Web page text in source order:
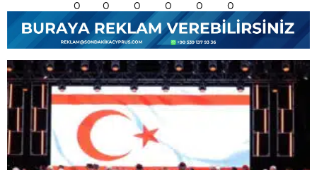
0 0 0 0 0 0